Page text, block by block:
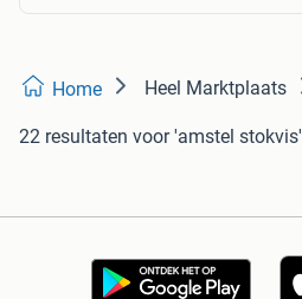
Home Heel Marktplaats
22 resultaten voor 'amstel stokvis'